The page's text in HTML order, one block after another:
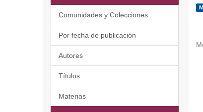
Comunidades y Colecciones
Por fecha de publicación
Autores
Títulos
Materias